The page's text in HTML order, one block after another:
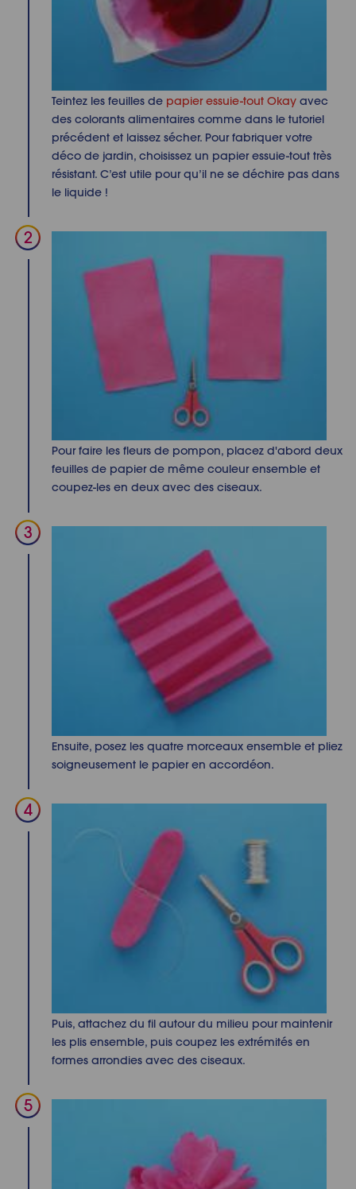
Teintez les feuilles de papier essuie-tout Okay avec
des colorants alimentaires comme dans le tutoriel
précédent et laissez sécher. Pour fabriquer votre
déco de jardin, choisissez un papier essuie-tout très
résistant. C’est utile pour qu’il ne se déchire pas dans
le liquide !
Pour faire les fleurs de pompon, placez d'abord deux
feuilles de papier de même couleur ensemble et
coupez-les en deux avec des ciseaux.
Ensuite, posez les quatre morceaux ensemble et pliez
soigneusement le papier en accordéon.
Puis, attachez du fil autour du milieu pour maintenir
les plis ensemble, puis coupez les extrémités en
formes arrondies avec des ciseaux.